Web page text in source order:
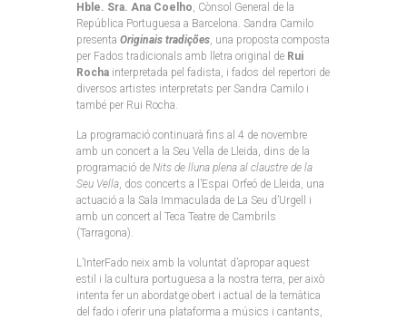
Hble. Sra. Ana Coelho, Cònsol General de la
República Portuguesa a Barcelona. Sandra Camilo
presenta Originais tradições, una proposta composta
per Fados tradicionals amb lletra original de Rui
Rocha interpretada pel fadista, i fados del repertori de
diversos artistes interpretats per Sandra Camilo i
també per Rui Rocha.
La programació continuarà fins al 4 de novembre
amb un concert a la Seu Vella de Lleida, dins de la
programació de Nits de lluna plena al claustre de la
Seu Vella, dos concerts a l’Espai Orfeó de Lleida, una
actuació a la Sala Immaculada de La Seu d’Urgell i
amb un concert al Teca Teatre de Cambrils
(Tarragona).
L’InterFado neix amb la voluntat d’apropar aquest
estil i la cultura portuguesa a la nostra terra, per això
intenta fer un abordatge obert i actual de la temàtica
del fado i oferir una plataforma a músics i cantants,